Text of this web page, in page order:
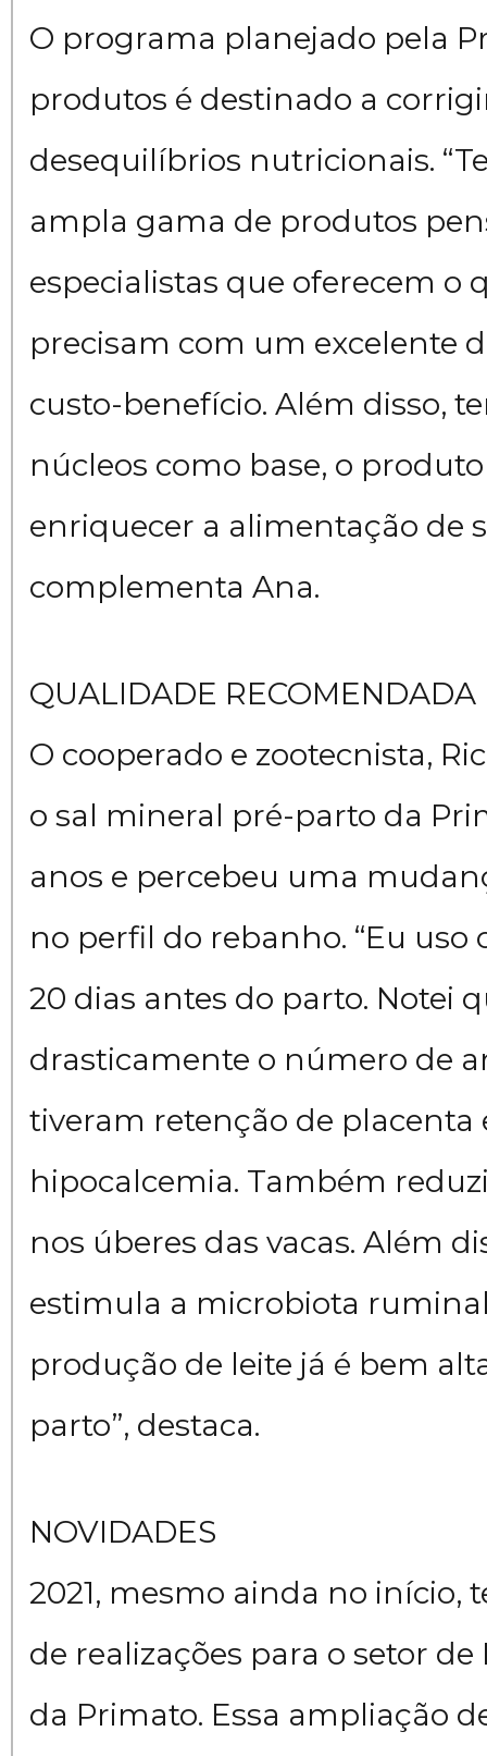
O programa planejado pela
produtos é destinado a
desequilíbrios nutricionais.
ampla gama de produtos
especialistas que oferecem o
precisam com um excelente
custo-benefício. Além disso,
núcleos como base, o
enriquecer a alimentação de
complementa Ana.
QUALIDADE RECOMENDADA
O cooperado e zootecnista,
o sal mineral pré-parto da
anos e percebeu uma
no perfil do rebanho. “Eu uso
20 dias antes do parto. Notei
drasticamente o número de
tiveram retenção de placenta
hipocalcemia. Também
nos úberes das vacas. Além
estimula a microbiota
produção de leite já é bem
parto”, destaca.
NOVIDADES
2021, mesmo ainda no início,
de realizações para o setor
da Primato. Essa ampliação